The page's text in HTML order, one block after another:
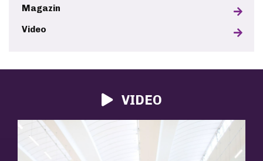
Magazin
Video
VIDEO